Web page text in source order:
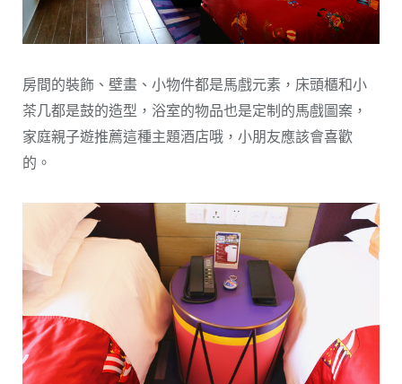
房間的裝飾、壁畫、小物件都是馬戲元素，床頭櫃和小
茶几都是鼓的造型，浴室的物品也是定制的馬戲圖案，
家庭親子遊推薦這種主題酒店哦，小朋友應該會喜歡
的。